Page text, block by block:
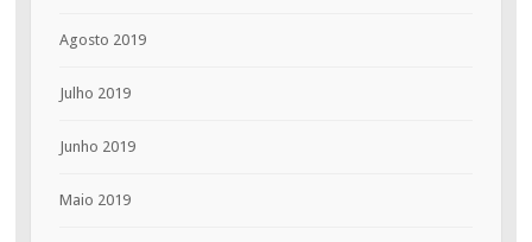
Agosto 2019
Julho 2019
Junho 2019
Maio 2019